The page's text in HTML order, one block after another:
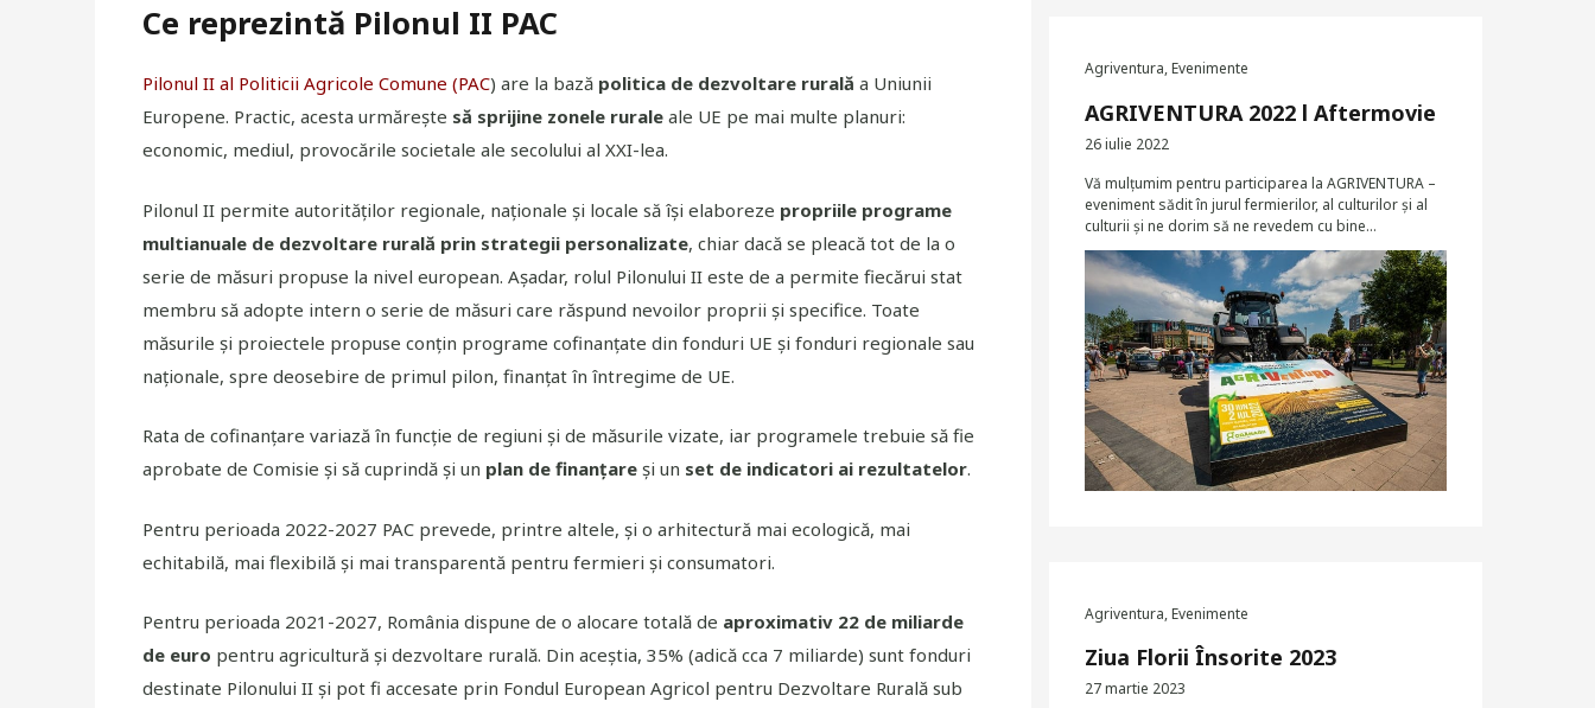
Ce reprezintă Pilonul II PAC
Pilonul II al Politicii Agricole Comune (PAC) are la bază politica de dezvoltare rurală a Uniunii
Europene. Practic, acesta urmărește să sprijine zonele ruraleale UE pe mai multe planuri:
economic, mediul, provocările societale ale secolului al XXI-lea.
Pilonul II permite autorităților regionale, naționale și locale să își elaboreze propriile programe
multianuale de dezvoltare rurală prin strategii personalizate, chiar dacă se pleacă tot de la o
serie de măsuri propuse la nivel european. Așadar, rolul Pilonului II este de a permite fiecărui stat
membru să adopte intern o serie de măsuri care răspund nevoilor proprii și specifice. Toate
măsurile și proiectele propuse conțin programe cofinanțate din fonduri UE și fonduri regionale sau
naționale, spre deosebire de primul pilon, finanțat în întregime de UE.
Rata de cofinanțare variază în funcție de regiuni și de măsurile vizate, iar programele trebuie să fie
aprobate de Comisie și să cuprindă și un plan de finanțareși un set de indicatori ai rezultatelor.
Pentru perioada 2022-2027 PAC prevede, printre altele, și o arhitectură mai ecologică, mai
echitabilă, mai flexibilă și mai transparentă pentru fermieri și consumatori.
Pentru perioada 2021-2027, România dispune de o alocare totală de aproximativ 22 de miliarde
de euro pentru agricultură și dezvoltare rurală. Din aceștia, 35% (adică cca 7 miliarde) sunt fonduri
destinate Pilonului II și pot fi accesate prin Fondul European Agricol pentru Dezvoltare Rurală sub
Agriventura,Evenimente
AGRIVENTURA 2022 l Aftermovie
26 iulie 2022
Vă mulțumim pentru participarea la AGRIVENTURA –
eveniment sădit în jurul fermierilor, al culturilor și al
culturii și ne dorim să ne revedem cu bine…
Agriventura,Evenimente
Ziua Florii Însorite 2023
27 martie 2023